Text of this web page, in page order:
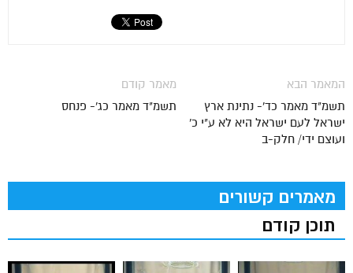
מאמר קודם
תשמ"ד מאמר כג'- פנחס
המאמר הבא
תשמ"ד מאמר כד'- נתינת ארץ
ישראל לעם ישראל היא לא ע"י כ'
ועוצם ידי/ חלק-ב
מאמרים קשורים
תוכן קודם